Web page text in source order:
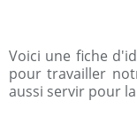
Voici une fiche
pour travailler
aussi servir pour